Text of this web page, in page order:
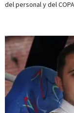
del personal y del